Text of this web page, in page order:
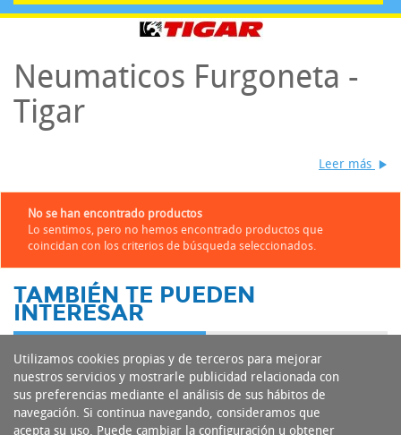
Neumaticos Furgoneta -
Tigar
Leer más
No se han encontrado productos
Lo sentimos, pero no hemos encontrado productos que
coincidan con los criterios de búsqueda seleccionados.
TAMBIÉN TE PUEDEN
INTERESAR
Utilizamos cookies propias y de terceros para mejorar
nuestros servicios y mostrarle publicidad relacionada con
sus preferencias mediante el análisis de sus hábitos de
navegación. Si continua navegando, consideramos que
acepta su uso. Puede cambiar la configuración u obtener